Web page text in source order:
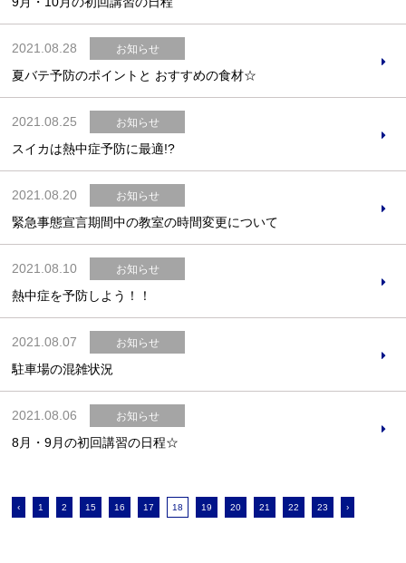
2021.08.28 お知らせ
夏バテ予防のポイントと おすすめの食材☆
2021.08.25 お知らせ
スイカは熱中症予防に最適!?
2021.08.20 お知らせ
緊急事態宣言期間中の教室の時間変更について
2021.08.10 お知らせ
熱中症を予防しよう！！
2021.08.07 お知らせ
駐車場の混雑状況
2021.08.06 お知らせ
8月・9月の初回講習の日程☆
‹ 1 2 15 16 17 18 19 20 21 22 23 ›